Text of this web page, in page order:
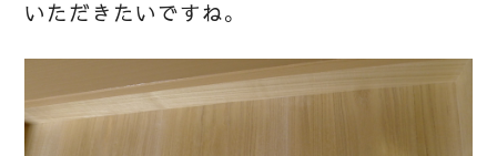
いただきたいですね。